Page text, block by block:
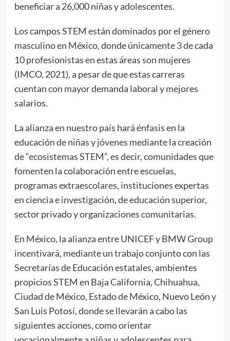
beneficiar a 26,000 niñas y adolescentes.
Los campos STEM están dominados por el género
masculino en México, donde únicamente 3 de cada
10 profesionistas en estas áreas son mujeres
(IMCO, 2021), a pesar de que estas carreras
cuentan con mayor demanda laboral y mejores
salarios.
La alianza en nuestro país hará énfasis en la
educación de niñas y jóvenes mediante la creación
de “ecosistemas STEM”, es decir, comunidades que
fomenten la colaboración entre escuelas,
programas extraescolares, instituciones expertas
en ciencia e investigación, de educación superior,
sector privado y organizaciones comunitarias.
En México, la alianza entre UNICEF y BMW Group
incentivará, mediante un trabajo conjunto con las
Secretarías de Educación estatales, ambientes
propicios STEM en Baja California, Chihuahua,
Ciudad de México, Estado de México, Nuevo León y
San Luis Potosí, donde se llevarán a cabo las
siguientes acciones, como orientar